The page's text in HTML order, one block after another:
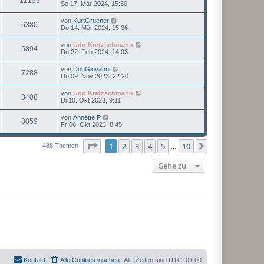
So 17. Mär 2024, 15:30
6380 von KurtGruener
Do 14. Mär 2024, 15:36
5894 von Udo Kretzschmann
Do 22. Feb 2024, 14:03
7288 von DonGiovanni
Do 09. Nov 2023, 22:20
8408 von Udo Kretzschmann
Di 10. Okt 2023, 9:11
8059 von Annette P
Fr 06. Okt 2023, 8:45
488 Themen Seite von10
1 2 3 4 5 10
Gehe zu
Alle Zeiten sind UTC+01:00
Alle Cookies löschen
Kontakt